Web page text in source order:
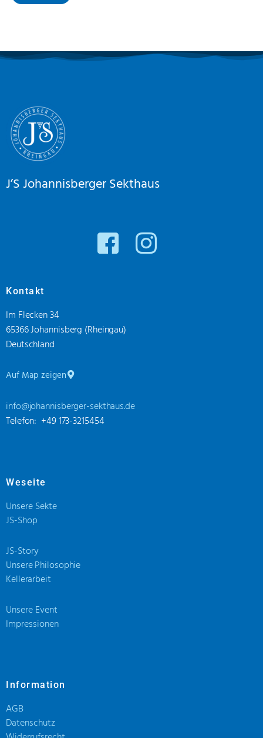
J’S Johannisberger Sekthaus
Kontakt
Im Flecken 34
65366 Johannisberg (Rheingau)
Deutschland
Auf Map zeigen
info@johannisberger-sekthaus.de
Telefon: +49 173-3215454
Weseite
Unsere Sekte
JS-Shop
JS-Story
Unsere Philosophie
Kellerarbeit
Unsere Event
Impressionen
Information
AGB
Datenschutz